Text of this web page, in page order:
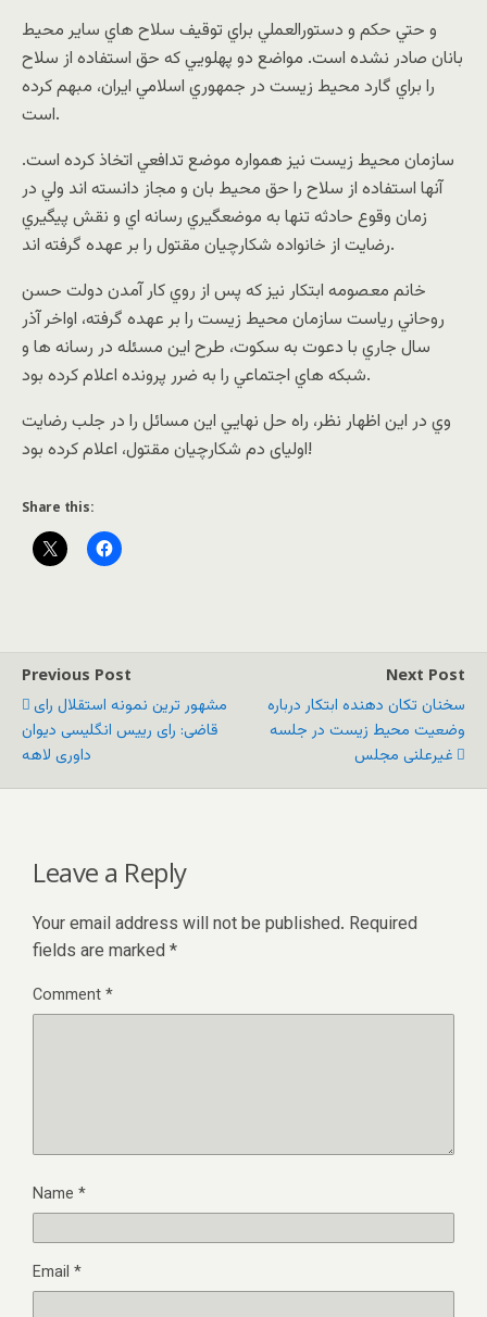
و حتي حکم و دستورالعملي براي توقيف سلاح هاي ساير محيط
بانان صادر نشده است. مواضع دو پهلويي که حق استفاده از سلاح
را براي گارد محيط زيست در جمهوري اسلامي ايران، مبهم کرده
است.
سازمان محيط زيست نيز همواره موضع تدافعي اتخاذ کرده است.
آنها استفاده از سلاح را حق محيط بان و مجاز دانسته اند ولي در
زمان وقوع حادثه تنها به موضعگيري رسانه اي و نقش پيگيري
رضايت از خانواده شکارچيان مقتول را بر عهده گرفته اند.
خانم معصومه ابتکار نيز که پس از روي کار آمدن دولت حسن
روحاني رياست سازمان محيط زيست را بر عهده گرفته، اواخر آذر
سال جاري با دعوت به سکوت، طرح اين مسئله در رسانه ها و
شبکه هاي اجتماعي را به ضرر پرونده اعلام کرده بود.
وي در اين اظهار نظر، راه حل نهايي اين مسائل را در جلب رضايت
اوليای دم شکارچيان مقتول، اعلام کرده بود!
Share this:
Previous Post
مشهور ترین نمونه استقلال رای
قاضی: رای رییس انگلیسی دیوان
داوری لاهه
Next Post
سخنان تکان دهنده ابتکار درباره
وضعيت محيط زيست در جلسه
غیرعلنی مجلس
Leave a Reply
Your email address will not be published. Required
fields are marked *
Comment*
Name *
Email *